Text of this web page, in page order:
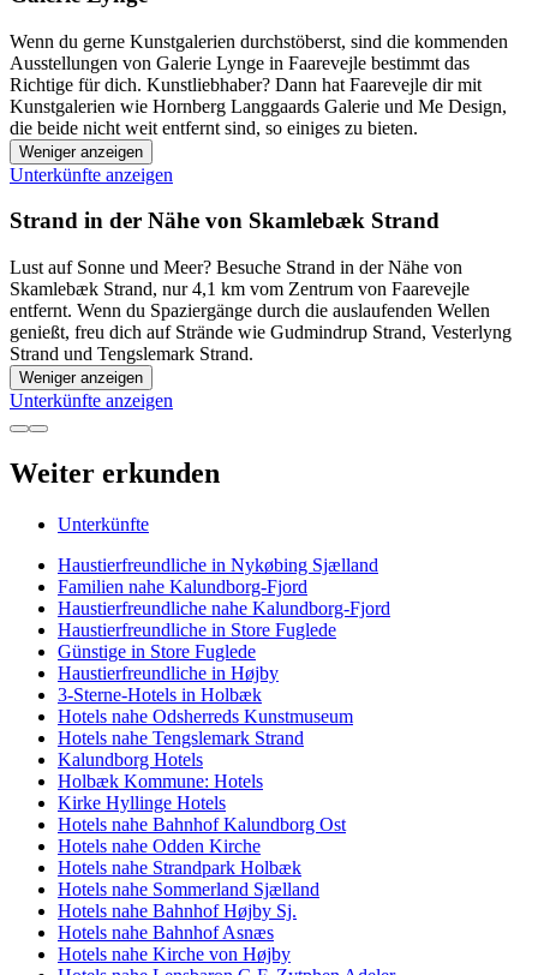
Wenn du gerne Kunstgalerien durchstöberst, sind die kommenden
Ausstellungen von Galerie Lynge in Faarevejle bestimmt das
Richtige für dich. Kunstliebhaber? Dann hat Faarevejle dir mit
Kunstgalerien wie Hornberg Langgaards Galerie und Me Design,
die beide nicht weit entfernt sind, so einiges zu bieten.
Weniger anzeigen
Unterkünfte anzeigen
Strand in der Nähe von Skamlebæk Strand
Lust auf Sonne und Meer? Besuche Strand in der Nähe von
Skamlebæk Strand, nur 4,1 km vom Zentrum von Faarevejle
entfernt. Wenn du Spaziergänge durch die auslaufenden Wellen
genießt, freu dich auf Strände wie Gudmindrup Strand, Vesterlyng
Strand und Tengslemark Strand.
Weniger anzeigen
Unterkünfte anzeigen
Weiter erkunden
Unterkünfte
Haustierfreundliche in Nykøbing Sjælland
Familien nahe Kalundborg-Fjord
Haustierfreundliche nahe Kalundborg-Fjord
Haustierfreundliche in Store Fuglede
Günstige in Store Fuglede
Haustierfreundliche in Højby
3-Sterne-Hotels in Holbæk
Hotels nahe Odsherreds Kunstmuseum
Hotels nahe Tengslemark Strand
Kalundborg Hotels
Holbæk Kommune: Hotels
Kirke Hyllinge Hotels
Hotels nahe Bahnhof Kalundborg Ost
Hotels nahe Odden Kirche
Hotels nahe Strandpark Holbæk
Hotels nahe Sommerland Sjælland
Hotels nahe Bahnhof Højby Sj.
Hotels nahe Bahnhof Asnæs
Hotels nahe Kirche von Højby